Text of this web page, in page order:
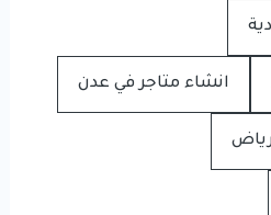
انشاء متاجر في عدن